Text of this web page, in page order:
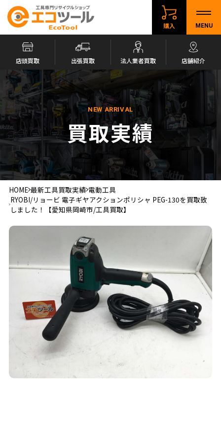
購入 MENU
店頭買取 出張買取 法人業者買取 店舗紹介
NEW ARRIVAL
買取実績
HOME 最新工具買取実績 電動工具
RYOBI/リョービ 電子ギヤアクションポリシャ PEG-130を買取致
しました！【愛知県岡崎市/工具買取】